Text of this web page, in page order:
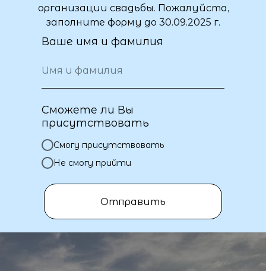
Ваше имя и фамилия
Сможете ли Вы
присутствовать
Смогу присутствовать
Не смогу прийти
Отправить
организации свадьбы. Пожалуйста,
заполните форму до 30.09.2025 г.